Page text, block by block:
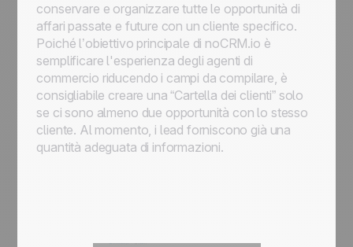
conservare e organizzare tutte le opportunità di
affari passate e future con un cliente specifico.
Poiché l’obiettivo principale di noCRM.io è
semplificare l'esperienza degli agenti di
commercio riducendo i campi da compilare, è
consigliabile creare una “Cartella dei clienti” solo
se ci sono almeno due opportunità con lo stesso
cliente. Al momento, i lead forniscono già una
quantità adeguata di informazioni.